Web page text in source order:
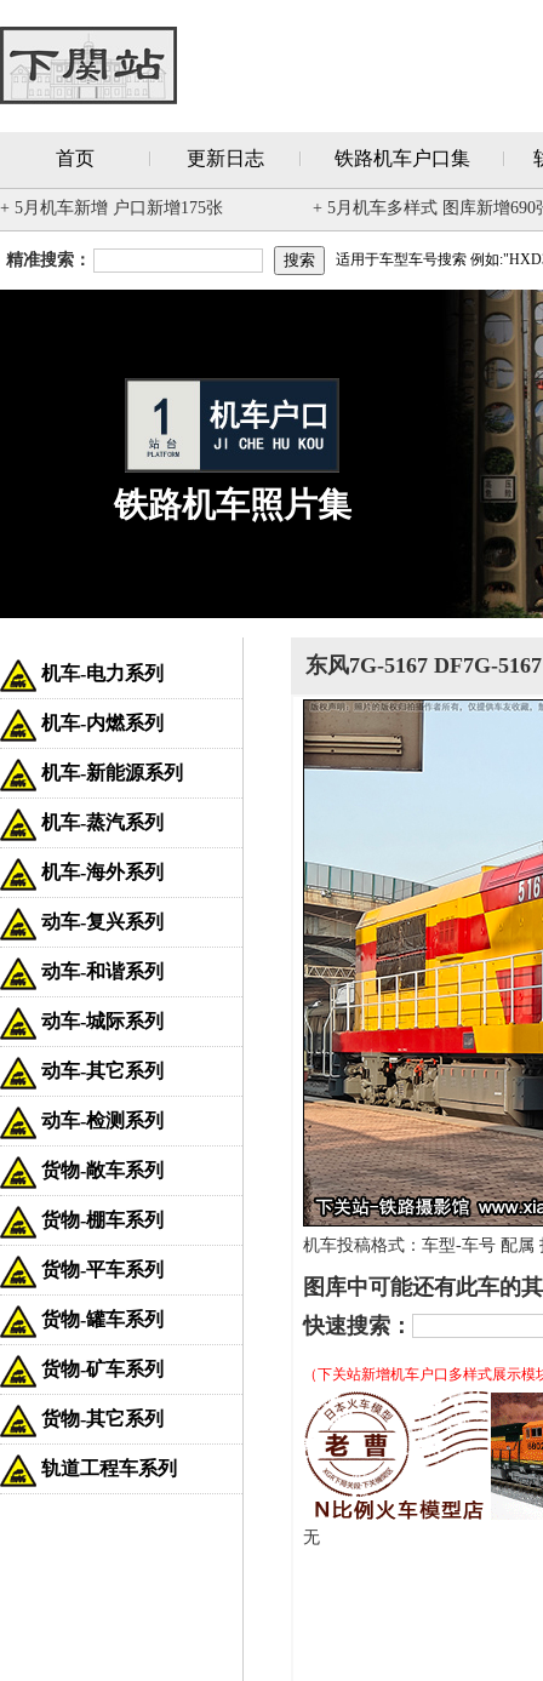
首页 更新日志 铁路机车户口集
+ 5月机车新增 户口新增175张 + 5月机车多样式 图库新增690
精准搜索： 适用于车型车号搜索 例如
铁路机车照片集
机车-电力系列
机车-内燃系列
机车-新能源系列
机车-蒸汽系列
机车-海外系列
动车-复兴系列
动车-和谐系列
动车-城际系列
动车-其它系列
动车-检测系列
货物-敞车系列
货物-棚车系列
货物-平车系列
货物-罐车系列
货物-矿车系列
货物-其它系列
轨道工程车系列
东风7G-5167 DF7G-
机车投稿格式：车型-车号 配属
图库中可能还有此车的
快速搜索：
（下关站新增机车户口多样式展示
无